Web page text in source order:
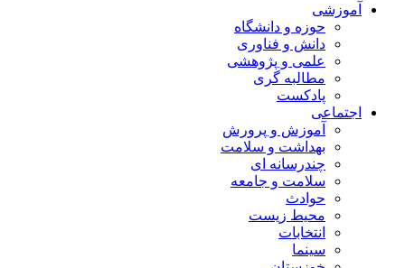
آموزشی
حوزه و دانشگاه
دانش و فناوری
علمی و پژوهشی
مطالبه گری
پادکست
اجتماعی
آموزش و پرورش
بهداشت و سلامت
چندرسانه ای
سلامت و جامعه
حوادث
محیط زیست
انتخابات
سینما